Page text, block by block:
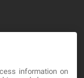
information on